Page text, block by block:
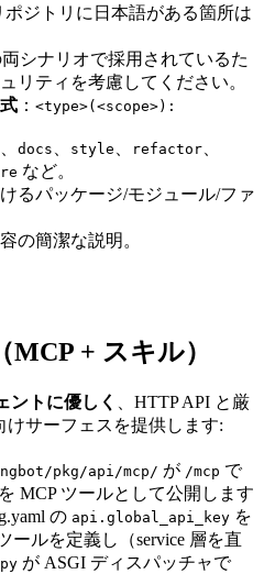
ポジトリに日本語がある箇所は
シナリオで採用されているた
リティを考慮してください。
： <type>(<scope>):
docs style refactor
など。
けるパッケージ/モジュール/ファ
の簡潔な説明。
+ スキル）
ントに優しく
、HTTP API と厳
けサーフェスを提供します:
pkg/api/mcp/ が /mcp で
MCP ツールとして公開します
の api.global_api_key を
ールを定義し（service 層を直
が ASGI ディスパッチャで